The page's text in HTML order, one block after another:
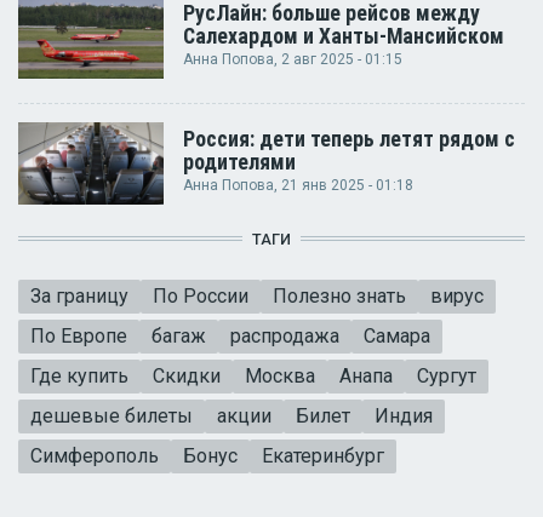
РусЛайн: больше рейсов между
Салехардом и Ханты-Мансийском
Анна Попова, 2 авг 2025 - 01:15
Россия: дети теперь летят рядом с
родителями
Анна Попова, 21 янв 2025 - 01:18
ТАГИ
За границу По России Полезно знать
вирус
По Европе
багаж распродажа
Самара
Где купить
Скидки Москва Анапа
Сургут
дешевые билеты
акции Билет
Индия
Симферополь
Бонус Екатеринбург